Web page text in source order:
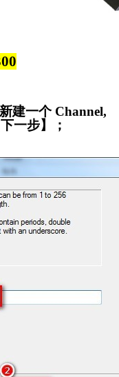
建一个 Channel,
一步】；